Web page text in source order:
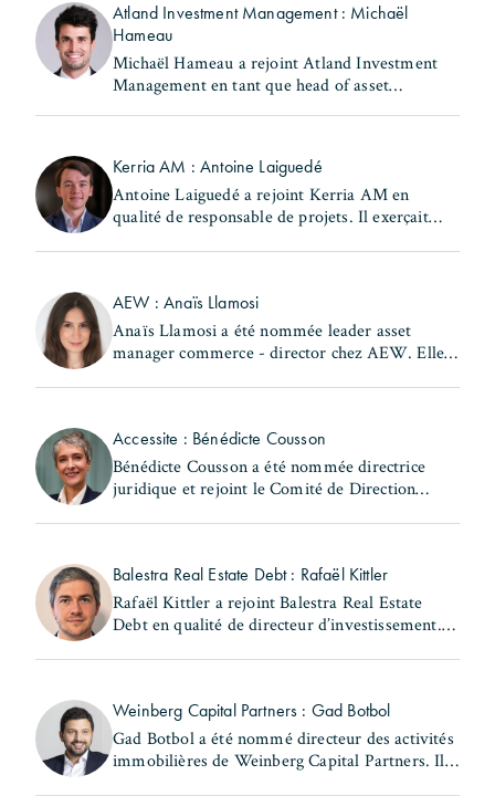
Atland Investment Management : Michaël
Hameau
Michaël Hameau a rejoint Atland Investment
Management en tant que head of asset
Kerria AM : Antoine Laiguedé
Antoine Laiguedé a rejoint Kerria AM en
qualité de responsable de projets. Il exerçait
AEW : Anaïs Llamosi
Anaïs Llamosi a été nommée leader asset
manager commerce - director chez AEW. Elle
Accessite : Bénédicte Cousson
Bénédicte Cousson a été nommée directrice
juridique et rejoint le Comité de Direction
Balestra Real Estate Debt : Rafaël Kittler
Rafaël Kittler a rejoint Balestra Real Estate
Debt en qualité de directeur d’investissement. Il
Weinberg Capital Partners : Gad Botbol
Gad Botbol a été nommé directeur des activités
immobilières de Weinberg Capital Partners. Il